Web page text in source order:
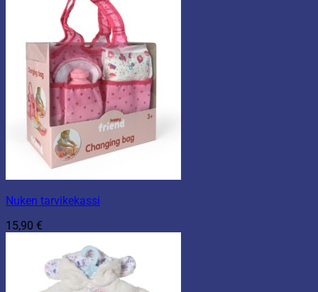
Nuken tarvikekassi
15,90 €